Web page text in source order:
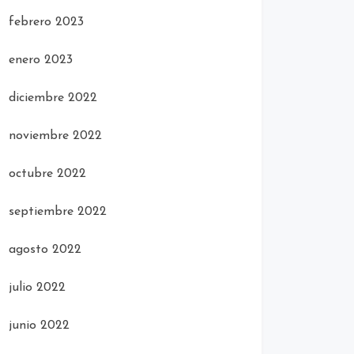
febrero 2023
enero 2023
diciembre 2022
noviembre 2022
octubre 2022
septiembre 2022
agosto 2022
julio 2022
junio 2022